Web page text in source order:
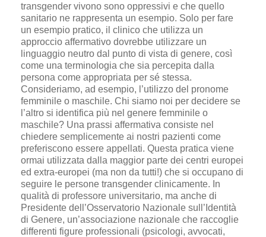
transgender vivono sono oppressivi e che quello
sanitario ne rappresenta un esempio. Solo per fare
un esempio pratico, il clinico che utilizza un
approccio affermativo dovrebbe utilizzare un
linguaggio neutro dal punto di vista di genere, così
come una terminologia che sia percepita dalla
persona come appropriata per sé stessa.
Consideriamo, ad esempio, l’utilizzo del pronome
femminile o maschile. Chi siamo noi per decidere se
l’altro si identifica più nel genere femminile o
maschile? Una prassi affermativa consiste nel
chiedere semplicemente ai nostri pazienti come
preferiscono essere appellati. Questa pratica viene
ormai utilizzata dalla maggior parte dei centri europei
ed extra-europei (ma non da tutti!) che si occupano di
seguire le persone transgender clinicamente. In
qualità di professore universitario, ma anche di
Presidente dell’Osservatorio Nazionale sull’Identità
di Genere, un’associazione nazionale che raccoglie
differenti figure professionali (psicologi, avvocati,